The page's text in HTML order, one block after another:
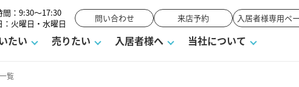
間：9:30～17:30
：火曜日・水曜日
問い合わせ 来店予約 入居者様専用ペ
たい 売りたい 入居者様へ 当社について
覧